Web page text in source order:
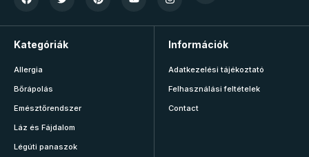
Kategóriák
Allergia
Bőrápolás
Emésztőrendszer
Láz és Fájdalom
Légúti panaszok
Információk
Adatkezelési tájékoztató
Felhasználási feltételek
Contact